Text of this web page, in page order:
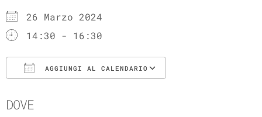
26 Marzo 2024
14:30 - 16:30
AGGIUNGI AL CALENDARIO
DOVE